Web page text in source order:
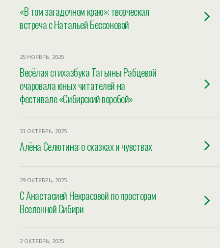
«В том загадочном краю»: творческая
встреча с Натальей Бессоновой
25 НОЯБРЬ, 2025
Весёлая стихазбука Татьяны Рабцевой
очаровала юных читателей на
фестивале «Сибирский воробей»
31 ОКТЯБРЬ, 2025
Алёна Селютина: о сказках и чувствах
29 ОКТЯБРЬ, 2025
С Анастасией Некрасовой по просторам
Вселенной Сибири
2 ОКТЯБРЬ, 2025